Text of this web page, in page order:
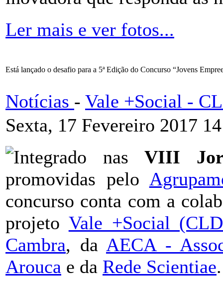
Ler mais e ver fotos...
Está lançado o desafio para a 5ª Edição do Concurso “Jovens
Notícias - Vale +Social -
Sexta, 17 Fevereiro 2017
Integrado nasVIII
promovidas pelo
concurso conta com a
projeto Vale +Social
Cambra, da AECA -
Arouca e da Rede Scientiae.